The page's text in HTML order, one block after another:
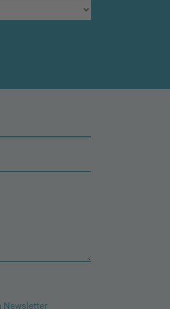
Newsletter